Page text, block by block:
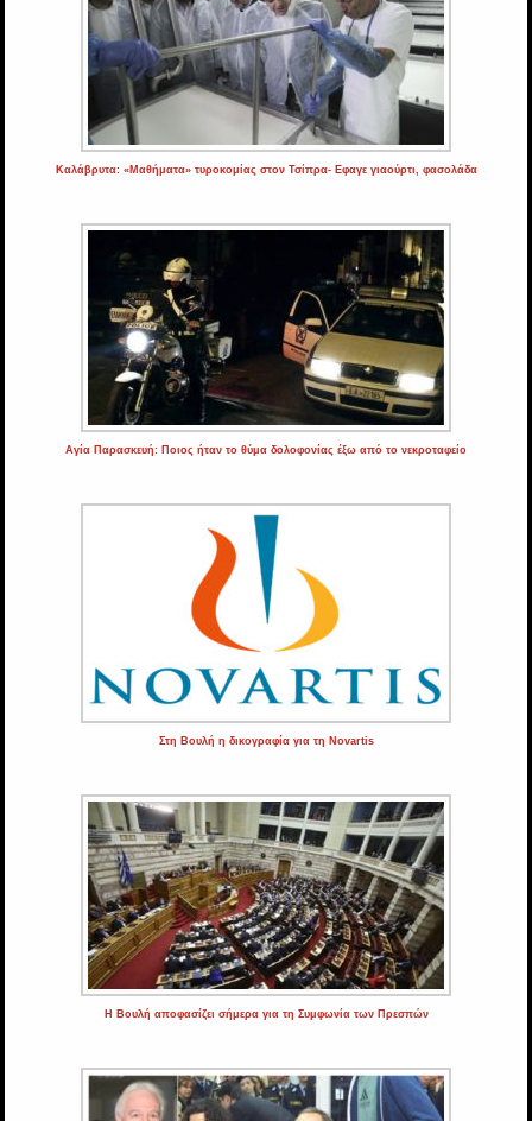
Καλάβρυτα: «Μαθήματα» τυροκομίας στον Τσίπρα- Εφαγε γιαούρτι, φασολάδα
Αγία Παρασκευή: Ποιος ήταν το θύμα δολοφονίας έξω από το νεκροταφείο
Στη Βουλή η δικογραφία για τη Novartis
Η Βουλή αποφασίζει σήμερα για τη Συμφωνία των Πρεσπών